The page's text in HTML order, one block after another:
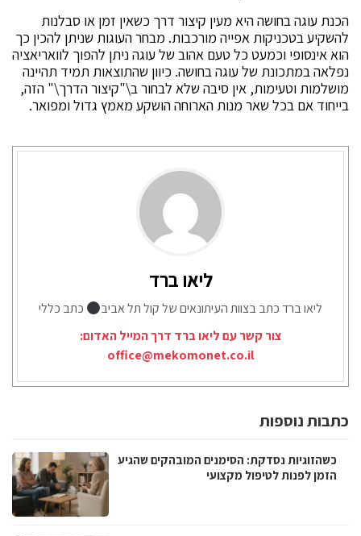
הכנת עוגה בחושה היא מעין קיצור דרך כשאין זמן או סבלנות
להשקיע בטכניקות אפייה מורכבות. מבחר העוגות שניתן להכין כך
הוא אינסופי וכמעט כל טעם אהוב של עוגה ניתן להפוך לוואריאציה
נפלאה במתכונת של עוגה בחושה. כיוון שהתוצאות תמיד תהיינה
מושלמות וטעימות, אין סיבה שלא לבחור ב\"קיצור הדרך\" הזה,
בייחוד אם בכל שאר מנות הארוחה הושקע מאמץ גדול ומפואר.
ליאו ברד
ליאו ברד כתב בצוות העיתונאים של קול תל אביב
כתב כללי
צור קשר עם ליאו ברד דרך המייל האדום:
office@mekomonet.co.il
כתבות נוספות
כשהזוגיות נסדקת: הסימנים המובהקים שהגיע
הזמן לפנות לטיפול מקצועי